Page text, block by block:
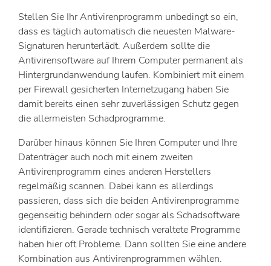
Stellen Sie Ihr Antivirenprogramm unbedingt so ein,
dass es täglich automatisch die neuesten Malware-
Signaturen herunterlädt. Außerdem sollte die
Antivirensoftware auf Ihrem Computer permanent als
Hintergrundanwendung laufen. Kombiniert mit einem
per Firewall gesicherten Internetzugang haben Sie
damit bereits einen sehr zuverlässigen Schutz gegen
die allermeisten Schadprogramme.
Darüber hinaus können Sie Ihren Computer und Ihre
Datenträger auch noch mit einem zweiten
Antivirenprogramm eines anderen Herstellers
regelmäßig scannen. Dabei kann es allerdings
passieren, dass sich die beiden Antivirenprogramme
gegenseitig behindern oder sogar als Schadsoftware
identifizieren. Gerade technisch veraltete Programme
haben hier oft Probleme. Dann sollten Sie eine andere
Kombination aus Antivirenprogrammen wählen.